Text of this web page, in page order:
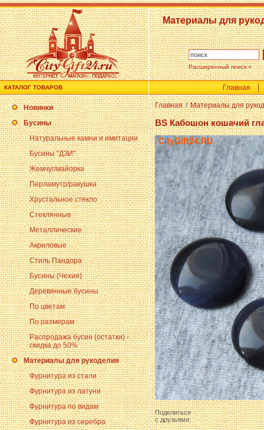
Материалы для
Расширенный поиск »
КАТАЛОГ ТОВАРОВ Главная
Новинки
Бусины
Натуральные камни и имитации
Бусины "ДЗИ"
Жемчуг/майорка
Перламутр/ракушка
Хрустальное стекло
Стеклянные
Металлические
Акриловые
Стиль Пандора
Бусины (Чехия)
Деревянные бусины
По цветам
По размерам
Распродажа бусин (остатки) -
скидка до 50%
Материалы для рукоделия
Фурнитура из стали
Фурнитура из латуни
Фурнитура по видам
Фурнитура из серебра
Главная / Материалы для
BS Кабошон кошачий
Поделиться
с друзьями: